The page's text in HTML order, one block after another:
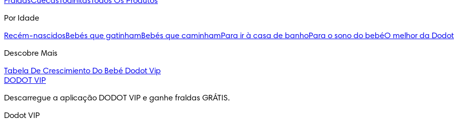
Por Idade
Recém-nascidosBebés que gatinhamBebés que caminhamPara ir à casa de banhoPara o sono do bebéO melhor da Dodot
Descobre Mais
Tabela De Crescimiento Do Bebé Dodot Vip
DODOT VIP
Descarregue a aplicação DODOT VIP e ganhe fraldas GRÁTIS.
Dodot VIP